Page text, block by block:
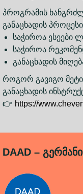
პროგრამის
განაცხადის
საჭიროა ესეები
საჭიროა
განაცხადის
როგორ გავიგო
განაცხადის
👉 https://
DAAD –